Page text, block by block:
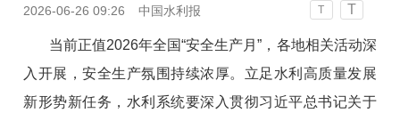
2026-06-26 09:26 中国水利报 T T
当前正值2026年全国“安全生产月”，各地相关活动深
入开展，安全生产氛围持续浓厚。立足水利高质量发展
新形势新任务，水利系统要深入贯彻习近平总书记关于